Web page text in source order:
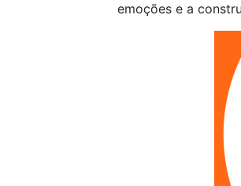
emoções e a